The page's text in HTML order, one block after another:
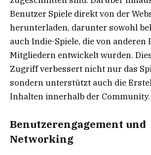
Benutzer Spiele direkt von der
herunterladen, darunter sowohl
auch Indie-Spiele, die von anderen
Mitgliedern entwickelt wurden.
Zugriff verbessert nicht nur das
sondern unterstützt auch die
Inhalten innerhalb der Community.
Benutzerengagement und
Networking